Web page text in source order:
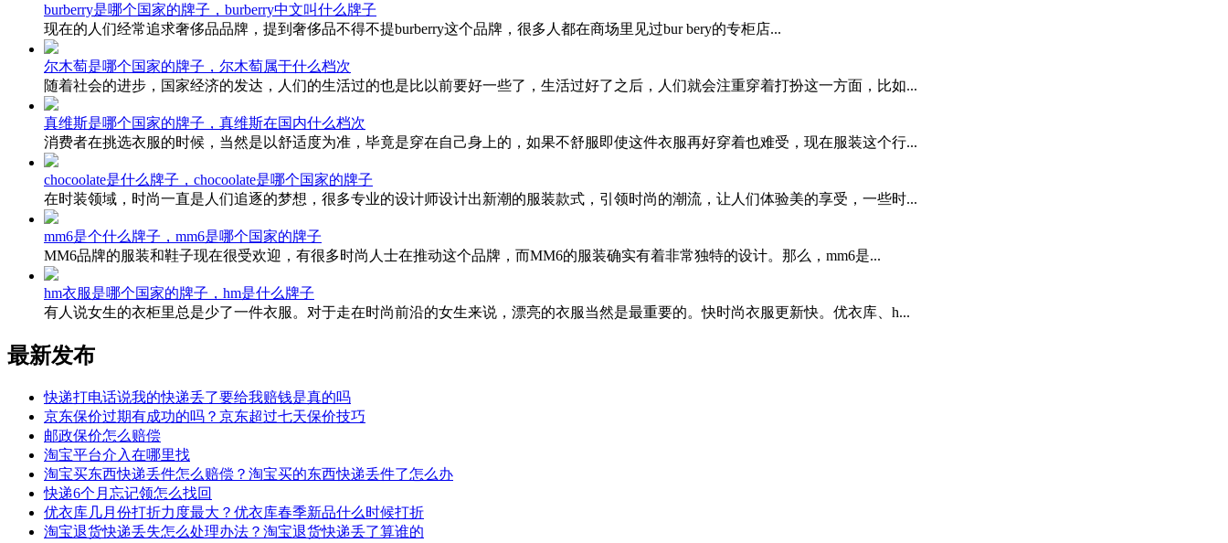
burberry是哪个国家的牌子，burberry中文叫什么牌子
现在的人们经常追求奢侈品品牌，提到奢侈品不得不提burberry这个品牌，很多人都在商场里见过bur bery的专柜店...
尔木萄是哪个国家的牌子，尔木萄属于什么档次
随着社会的进步，国家经济的发达，人们的生活过的也是比以前要好一些了，生活过好了之后，人们就会注重穿着打扮这一方面，比如...
真维斯是哪个国家的牌子，真维斯在国内什么档次
消费者在挑选衣服的时候，当然是以舒适度为准，毕竟是穿在自己身上的，如果不舒服即使这件衣服再好穿着也难受，现在服装这个行...
chocoolate是什么牌子，chocoolate是哪个国家的牌子
在时装领域，时尚一直是人们追逐的梦想，很多专业的设计师设计出新潮的服装款式，引领时尚的潮流，让人们体验美的享受，一些时...
mm6是个什么牌子，mm6是哪个国家的牌子
MM6品牌的服装和鞋子现在很受欢迎，有很多时尚人士在推动这个品牌，而MM6的服装确实有着非常独特的设计。那么，mm6是...
hm衣服是哪个国家的牌子，hm是什么牌子
有人说女生的衣柜里总是少了一件衣服。对于走在时尚前沿的女生来说，漂亮的衣服当然是最重要的。快时尚衣服更新快。优衣库、h...
最新发布
快递打电话说我的快递丢了要给我赔钱是真的吗
京东保价过期有成功的吗？京东超过七天保价技巧
邮政保价怎么赔偿
淘宝平台介入在哪里找
淘宝买东西快递丢件怎么赔偿？淘宝买的东西快递丢件了怎么办
快递6个月忘记领怎么找回
优衣库几月份打折力度最大？优衣库春季新品什么时候打折
淘宝退货快递丢失怎么处理办法？淘宝退货快递丢了算谁的